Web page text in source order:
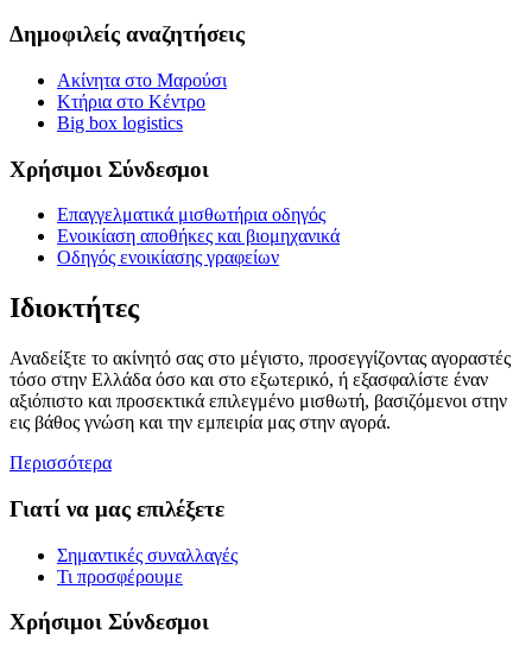
Δημοφιλείς αναζητήσεις
Ακίνητα στο Μαρούσι
Κτήρια στο Κέντρο
Big box logistics
Χρήσιμοι Σύνδεσμοι
Επαγγελματικά μισθωτήρια οδηγός
Ενοικίαση αποθήκες και βιομηχανικά
Οδηγός ενοικίασης γραφείων
Ιδιοκτήτες
Αναδείξτε το ακίνητό σας στο μέγιστο, προσεγγίζοντας αγοραστές
τόσο στην Ελλάδα όσο και στο εξωτερικό, ή εξασφαλίστε έναν
αξιόπιστο και προσεκτικά επιλεγμένο μισθωτή, βασιζόμενοι στην
εις βάθος γνώση και την εμπειρία μας στην αγορά.
Περισσότερα
Γιατί να μας επιλέξετε
Σημαντικές συναλλαγές
Τι προσφέρουμε
Χρήσιμοι Σύνδεσμοι